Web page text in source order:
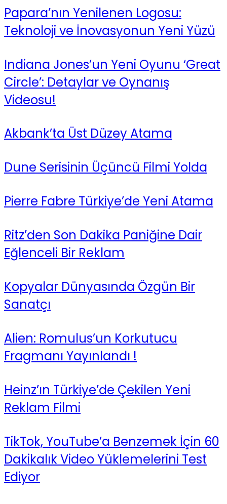
Papara’nın Yenilenen Logosu:
Teknoloji ve İnovasyonun Yeni Yüzü
Indiana Jones’un Yeni Oyunu ‘Great
Circle’: Detaylar ve Oynanış
Videosu!
Akbank’ta Üst Düzey Atama
Dune Serisinin Üçüncü Filmi Yolda
Pierre Fabre Türkiye’de Yeni Atama
Ritz’den Son Dakika Paniğine Dair
Eğlenceli Bir Reklam
Kopyalar Dünyasında Özgün Bir
Sanatçı
Alien: Romulus’un Korkutucu
Fragmanı Yayınlandı !
Heinz’ın Türkiye’de Çekilen Yeni
Reklam Filmi
TikTok, YouTube’a Benzemek İçin 60
Dakikalık Video Yüklemelerini Test
Ediyor